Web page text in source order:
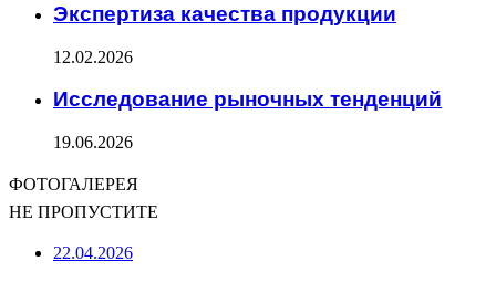
Экспертиза качества продукции
12.02.2026
Исследование рыночных тенденций
19.06.2026
ФОТОГАЛЕРЕЯ
НЕ ПРОПУСТИТЕ
22.04.2026